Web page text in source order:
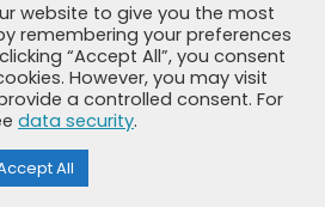
used menu 1
7 33-20
website to give you the most
remembering your preferences
“Accept All”, you consent
However, you may visit
a controlled consent. For
data security.
All